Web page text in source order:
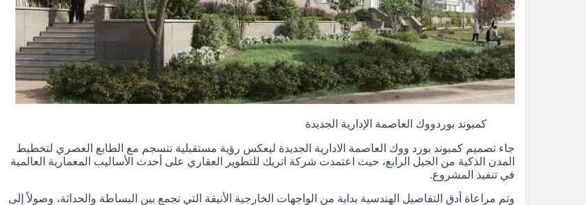
كمبوند بوردووك العاصمة الإدارية الجديدة
جاء تصميم كمبوند بورد ووك العاصمة الادارية الجديدة ليعكس رؤية مستقبلية تنسجم مع الطابع العصري لتخطيط
المدن الذكية من الجيل الرابع، حيث اعتمدت شركة اتريك للتطوير العقاري على أحدث الأساليب المعمارية العالمية
في تنفيذ المشروع.
وتم مراعاة أدق التفاصيل الهندسية بداية من الواجهات الخارجية الأنيقة التي تجمع بين البساطة والحداثة، وصولاً إلى